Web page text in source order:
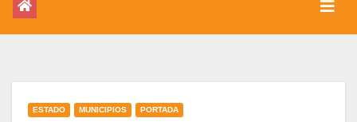
ESTADO MUNICIPIOS PORTADA